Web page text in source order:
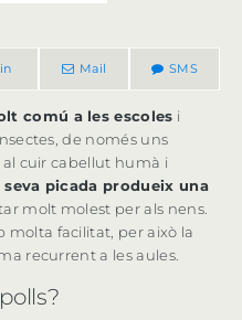
Mail SMS
comú a les escoles i
de només uns
al cuir cabellut humà i
seva picada produeix una
molt molest per als nens.
molta facilitat, per això la
recurrent a les aules.